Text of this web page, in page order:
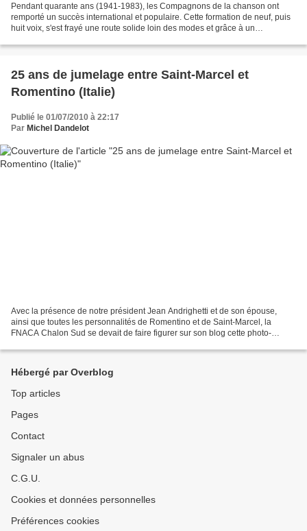
Pendant quarante ans (1941-1983), les Compagnons de la chanson ont
remporté un succès international et populaire. Cette formation de neuf, puis
huit voix, s'est frayé une route solide loin des modes et grâce à un
25 ans de jumelage entre Saint-Marcel et
Romentino (Italie)
Publié le 01/07/2010 à 22:17
Par Michel Dandelot
Avec la présence de notre président Jean Andrighetti et de son épouse,
ainsi que toutes les personnalités de Romentino et de Saint-Marcel, la
FNACA Chalon Sud se devait de faire figurer sur son blog cette photo-
Hébergé par Overblog
Top articles
Pages
Contact
Signaler un abus
C.G.U.
Cookies et données personnelles
Préférences cookies